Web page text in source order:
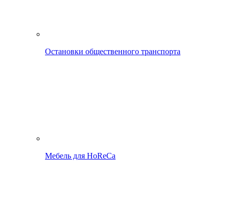
Остановки общественного транспорта
Мебель для HoReCa